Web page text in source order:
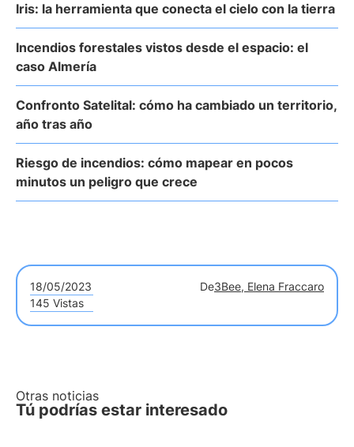
Iris: la herramienta que conecta el cielo con la tierra
Incendios forestales vistos desde el espacio: el
caso Almería
Confronto Satelital: cómo ha cambiado un territorio,
año tras año
Riesgo de incendios: cómo mapear en pocos
minutos un peligro que crece
18/05/2023 De3Bee, Elena Fraccaro
145 Vistas
Otras noticias
Tú podrías estar interesado